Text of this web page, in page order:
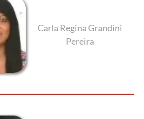
Carla Regina Grandini
Pereira